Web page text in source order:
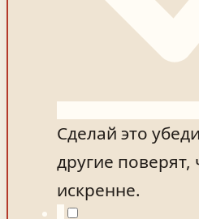
Сделай это
другие поверят,
искренне.